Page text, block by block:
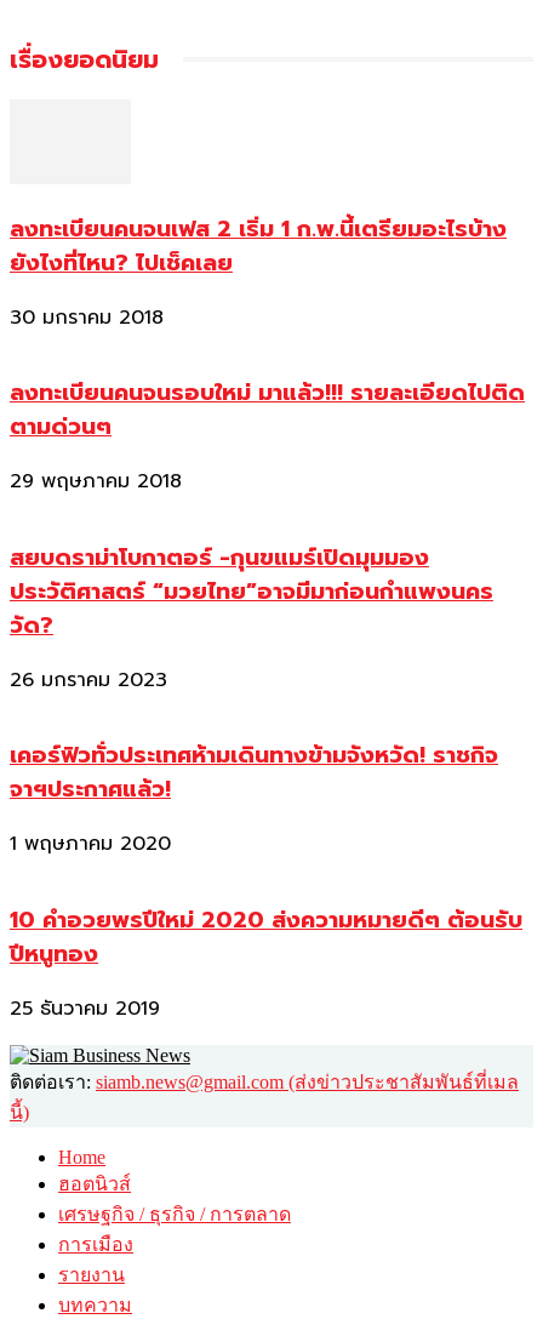
เรื่องยอดนิยม
ลงทะเบียนคนจนเฟส 2 เริ่ม 1 ก.พ.นี้เตรียมอะไรบ้าง
ยังไงที่ไหน? ไปเช็คเลย
30 มกราคม 2018
ลงทะเบียนคนจนรอบใหม่ มาแล้ว!!! รายละเอียดไปติด
ตามด่วนๆ
29 พฤษภาคม 2018
สยบดราม่าโบกาตอร์ -กุนขแมร์เปิดมุมมอง
ประวัติศาสตร์ “มวยไทย”อาจมีมาก่อนกำแพงนคร
วัด?
26 มกราคม 2023
เคอร์ฟิวทั่วประเทศห้ามเดินทางข้ามจังหวัด! ราชกิจ
จาฯประกาศแล้ว!
1 พฤษภาคม 2020
10 คำอวยพรปีใหม่ 2020 ส่งความหมายดีๆ ต้อนรับ
ปีหนูทอง
25 ธันวาคม 2019
ติดต่อเรา: siamb.news@gmail.com (ส่งข่าวประชาสัมพันธ์ที่เมล
นี้)
Home
ฮอตนิวส์
เศรษฐกิจ / ธุรกิจ / การตลาด
การเมือง
รายงาน
บทความ